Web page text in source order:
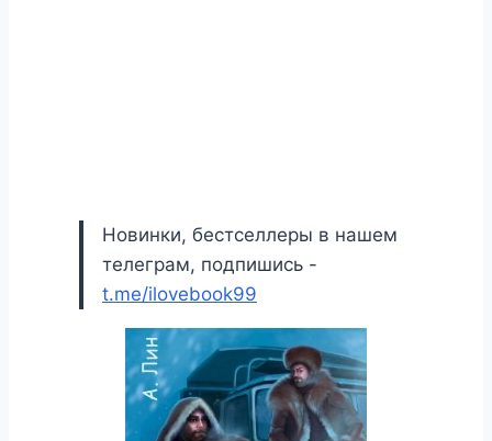
Новинки, бестселлеры в нашем
телеграм, подпишись -
t.me/ilovebook99